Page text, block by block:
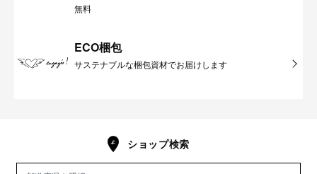
無料
ECO梱包
サステナブルな梱包資材でお届けします
ショップ検索